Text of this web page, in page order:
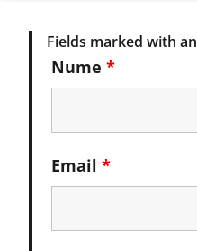
Fields marked with an
Nume *
Email *